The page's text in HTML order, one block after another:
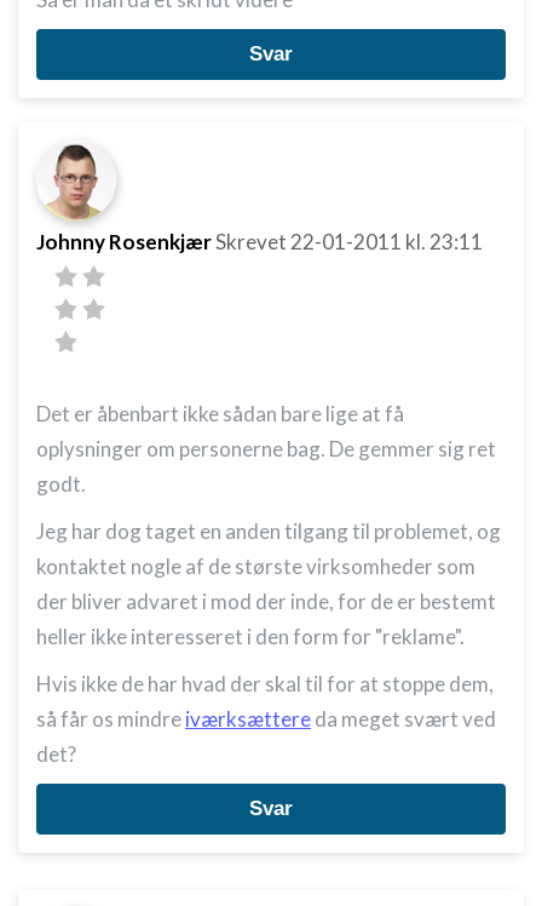
Svar
Johnny RosenkjærSkrevet 22-01-2011 kl. 23:11
Det er åbenbart ikke sådan bare lige at få
oplysninger om personerne bag. De gemmer sig ret
godt.
Jeg har dog taget en anden tilgang til problemet, og
kontaktet nogle af de største virksomheder som
der bliver advaret i mod der inde, for de er bestemt
heller ikke interesseret i den form for "reklame".
Hvis ikke de har hvad der skal til for at stoppe dem,
så får os mindreiværksættereda meget svært ved
det?
Svar